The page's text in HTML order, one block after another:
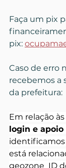
Faça um pix
pix:
Caso de erro
recebemos a
da prefeitura:
Em relação às
login e apoio
está
geozone_ID